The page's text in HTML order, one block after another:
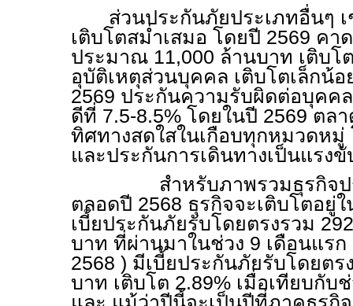
ส่วนประกันภัยประเภทอื่นๆ
เติบโตสม่ำเสมอ โดยปี 2569 คา
ประมาณ 11,000 ล้านบาท เติบโ
อุบัติเหตุส่วนบุคคล เติบโตเล็กน้อ
2569 ประกันความรับผิดต่อบุคค
ดีที่ 7.5-8.5% โดยในปี 2569 ตล
ทิศทางสดใสในเกือบทุกหมวดห
และประกันการเดินทางเป็นแร
สำหรับภาพรวมธุรกิจประ
ตลอดปี 2568 ธุรกิจจะเติบโตอยู่
เบี้ยประกันภัยรับโดยตรงรวม
บาท ที่ผ่านมาในช่วง 9 เดือนแร
2568 ) มีเบี้ยประกันภัยรับโดยตร
บาท เติบโต 2.89% เมื่อเทียบกับ